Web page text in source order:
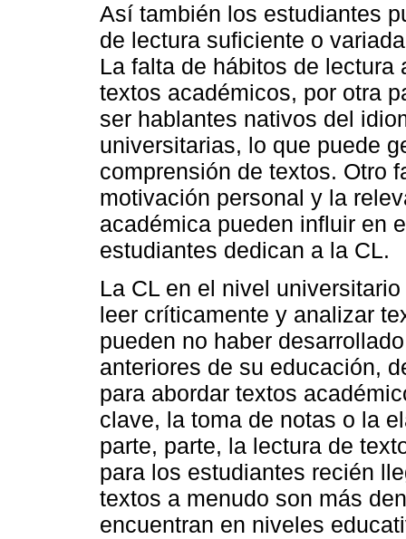
Así también los estudiantes
de lectura suficiente o
La falta de hábitos de
textos académicos, por otra
ser hablantes nativos del
universitarias, lo que puede
comprensión de textos. Otro
motivación personal y la
académica pueden influir en
estudiantes dedican a la CL.
La CL en el nivel
leer críticamente y analizar
pueden no haber
anteriores de su educación,
para abordar textos
clave, la toma de notas o la
parte, parte, la lectura de
para los estudiantes recién
textos a menudo son más
encuentran en niveles